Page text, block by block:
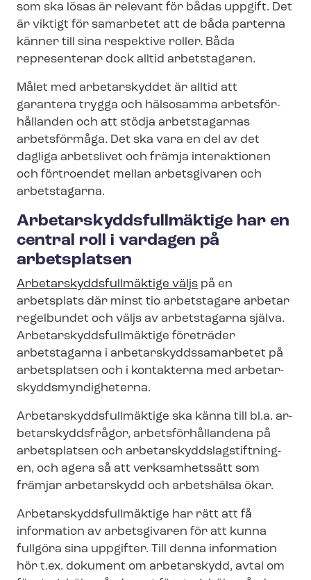
som ska lösas är relevant för bådas uppgift. Det
är viktigt för samarbetet att de båda parterna
känner till sina respektive roller. Båda
representerar dock alltid arbetstagaren.
Målet med arbetarskyddet är alltid att
garantera trygga och hälsosamma ar­bets­för­
hål­lan­den och att stödja arbetstagarnas
arbetsförmåga. Det ska vara en del av det
dagliga arbetslivet och främja interaktionen
och förtroendet mellan arbetsgivaren och
arbetstagarna.
Ar­be­tar­skydds­full­mäk­ti­ge har en
central roll i vardagen på
arbetsplatsen
Ar­be­tar­skydds­full­mäk­ti­ge väljs på en
arbetsplats där minst tio arbetstagare arbetar
regelbundet och väljs av arbetstagarna själva.
Ar­be­tar­skydds­full­mäk­ti­ge företräder
arbetstagarna i ar­be­tar­skydds­sam­ar­be­tet på
arbetsplatsen och i kontakterna med ar­be­tar­
skydds­myn­dig­he­ter­na.
Ar­be­tar­skydds­full­mäk­ti­ge ska känna till bl.a. ar­
be­tar­skydds­frå­gor, ar­bets­för­hål­lan­de­na på
arbetsplatsen och ar­be­tar­skydds­lag­stift­ning­
en, och agera så att verksamhetssätt som
främjar arbetarskydd och arbetshälsa ökar.
Ar­be­tar­skydds­full­mäk­ti­ge har rätt att få
information av arbetsgivaren för att kunna
fullgöra sina uppgifter. Till denna information
hör t.ex. dokument om arbetarskydd, avtal om